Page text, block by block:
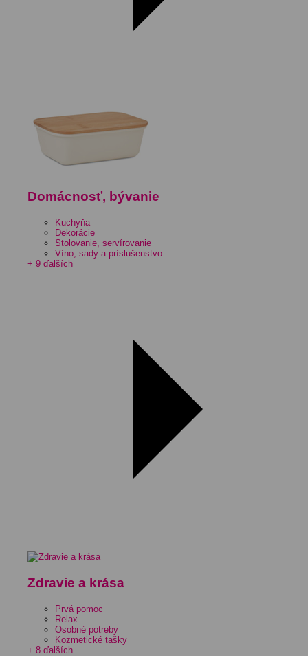
Domácnosť, bývanie
Kuchyňa
Dekorácie
Stolovanie, servírovanie
Víno, sady a príslušenstvo
+ 9 ďalších
Zdravie a krása
Prvá pomoc
Relax
Osobné potreby
Kozmetické tašky
+ 8 ďalších